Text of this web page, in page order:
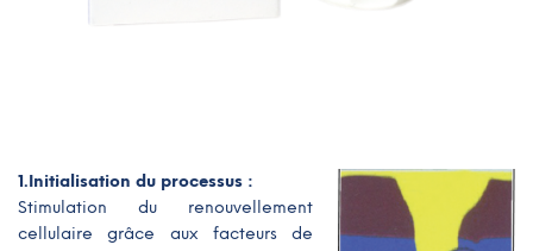
1.Initialisation du processus :
Stimulation du renouvellement
cellulaire grâce aux facteurs de